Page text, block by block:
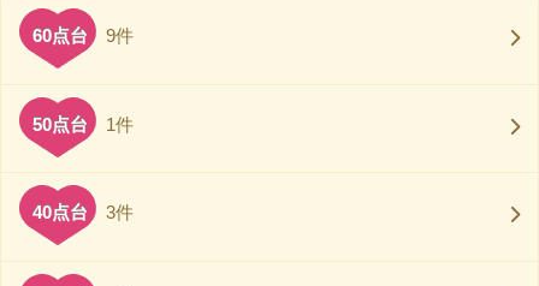
60点台 9件
50点台 1件
40点台 3件